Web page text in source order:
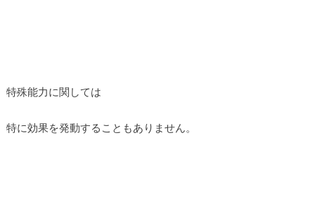
特殊能力に関しては
特に効果を発動することもありません。